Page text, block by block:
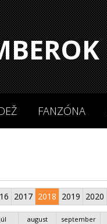
FANZÓNA
2017 2018 2019 2020
júl august september